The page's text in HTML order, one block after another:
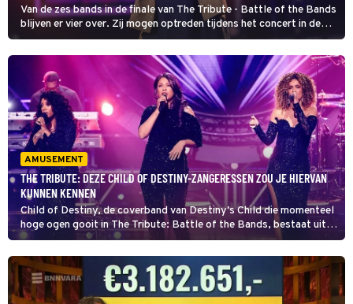
Van de zes bands in de finale van The Tribute - Battle of the Bands
blijven er vier over. Zij mogen optreden tijdens het concert in de
Ziggo Dome in Amsterdam.
AMUSEMENT
THE TRIBUTE: DEZE CHILD OF DESTINY-ZANGERESSEN ZOU JE HIERVAN
KUNNEN KENNEN
Child of Destiny, de coverband van Destiny's Child die momenteel
hoge ogen gooit in The Tribute: Battle of the Bands, bestaat uit
drie zangeressen en twee daarvan zou je heel goed kunnen kennen
uit andere programma's. Om wie gaat het?